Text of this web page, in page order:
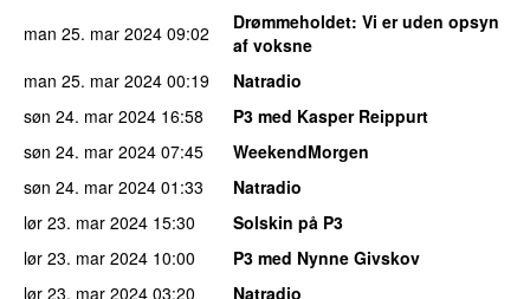
man 25. mar 2024 09:02 Drømmeholdet: Vi er uden opsyn
af voksne
man 25. mar 2024 00:19
Natradio
søn 24. mar 2024 16:58
P3 med Kasper Reippurt
søn 24. mar 2024 07:45
WeekendMorgen
søn 24. mar 2024 01:33
Natradio
lør 23. mar 2024 15:30
Solskin på P3
lør 23. mar 2024 10:00
P3 med Nynne Givskov
lør 23. mar 2024 03:20 Natradio